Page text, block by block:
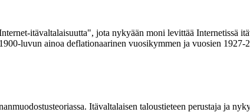
itävaltalaisuutta", jota nykyään moni levittää Internetissä
luvun ainoa deflationaarinen vuosikymmen ja vuosien
Itävaltalaisen taloustieteen perustaja ja